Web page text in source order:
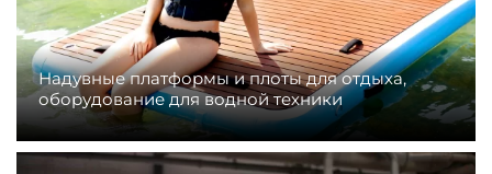
Надувные платформы и плоты для отдыха,
оборудование для водной техники